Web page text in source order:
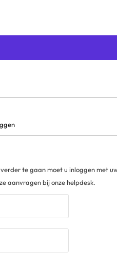
te gaan moet u inloggen met
aanvragen bij onze helpdesk.